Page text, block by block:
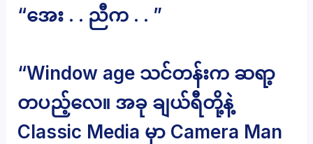
“အေး . . ညီက . . ”
“Window age သင်တန်းက ဆရာ့
တပည့်လေ။ အခု ချယ်ရီတို့နဲ့
Classic Media မှာ Camera Man